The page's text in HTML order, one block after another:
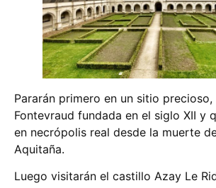
Pararán primero en un sitio
Fontevraud fundada en el siglo XII y
en necrópolis real desde la muerte
Aquitaña.
Luego visitarán el castillo Azay Le